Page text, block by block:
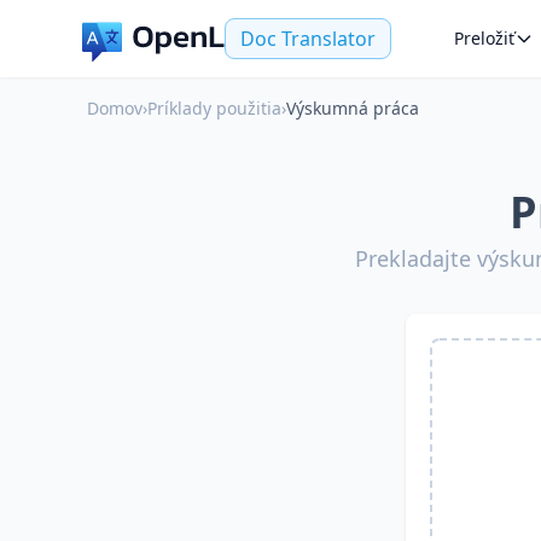
Doc Translator Preložiť
Domov›Príklady použitia›Výskumná práca
Prekladajte